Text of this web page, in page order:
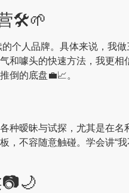
🛠️🌱
个人品牌。具体来说，我
噱头的快速方法，我更相
倒的底盘💼📈。
种暧昧与试探，尤其是在
不容随意触碰。学会讲“